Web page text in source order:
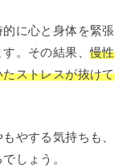
に心と身体を緊張
。その結果、慢性
ストレスが抜けて
やする気持ちも、
しょう。